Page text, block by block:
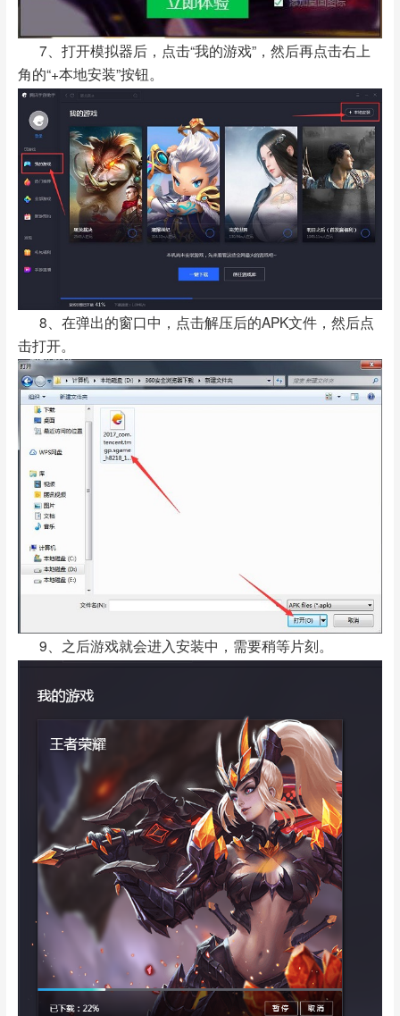
7、打开模拟器后，点击“我的游戏”，然后再点击右上
角的“+本地安装”按钮。
8、在弹出的窗口中，点击解压后的APK文件，然后点
击打开。
9、之后游戏就会进入安装中，需要稍等片刻。